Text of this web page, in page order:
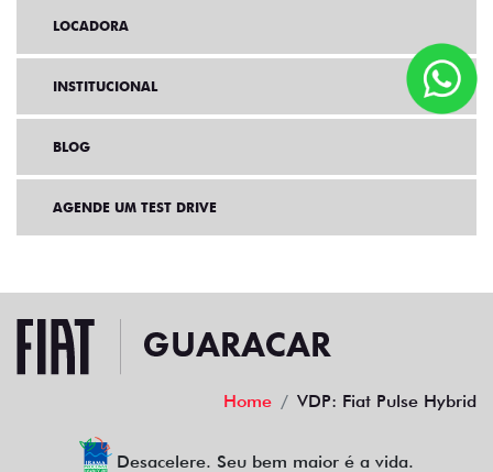
LOCADORA
INSTITUCIONAL
BLOG
AGENDE UM TEST DRIVE
Home VDP: Fiat Pulse Hybrid
Desacelere. Seu bem maior é a vida.